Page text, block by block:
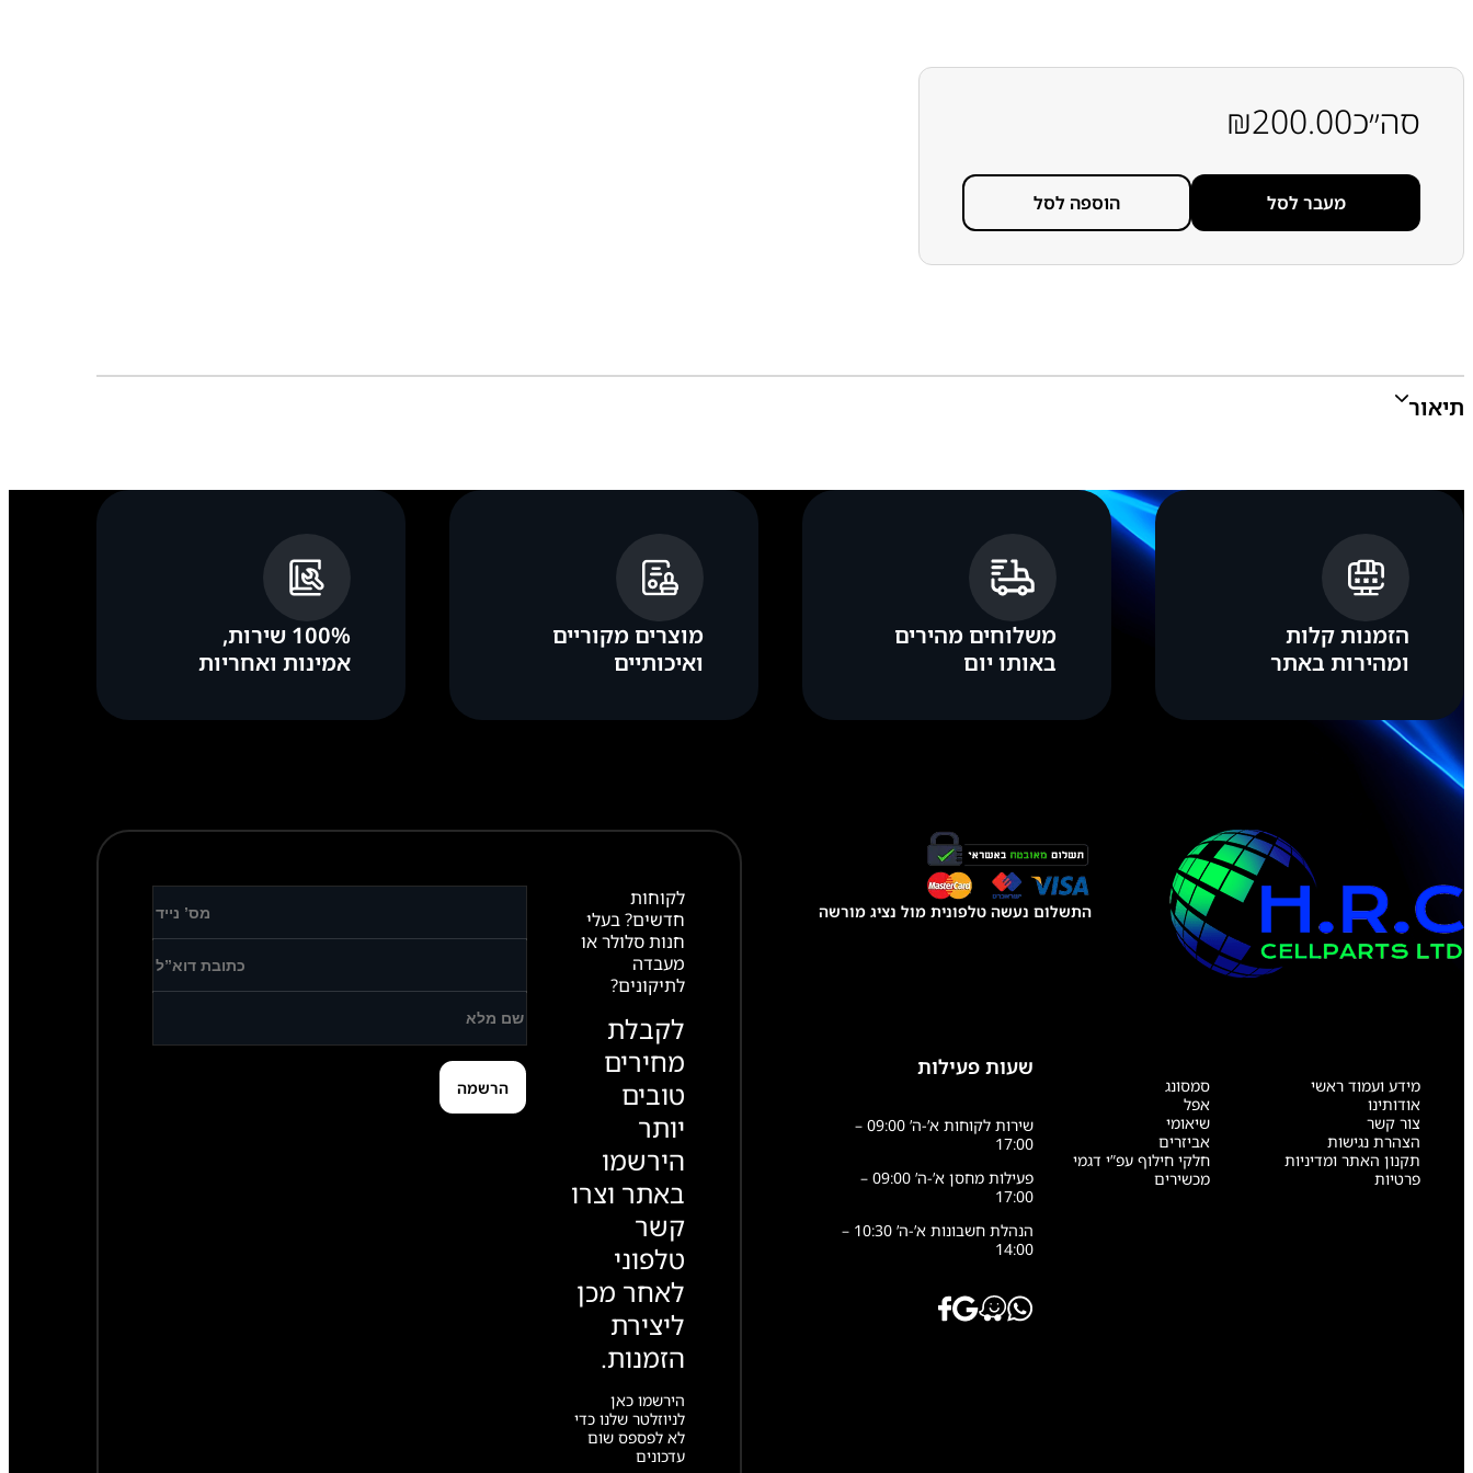
סה״כ ₪200.00
מעבר לסל הוספה לסל
תיאור
הזמנות קלות
ומהירות באתר
משלוחים מהירים
באותו יום
מוצרים מקוריים
ואיכותיים
100% שירות,
אמינות ואחריות
התשלום נעשה טלפונית מול נציג מורשה
לקוחות
חדשים? בעלי
חנות סלולר או
מעבדה
לתיקונים?
לקבלת
מחירים
טובים
יותר
הירשמו
באתר וצרו
קשר
טלפוני
לאחר מכן
ליצירת
הזמנות.
הירשמו כאן
לניוזלטר שלנו כדי
לא לפספס שום
עדכונים
מידע ועמוד ראשי
אודותינו
צור קשר
הצהרת נגישות
תקנון האתר ומדיניות
פרטיות
סמסונג
אפל
שיאומי
אביזרים
חלקי חילוף עפ”י דגמי
מכשירים
שעות פעילות
שירות לקוחות א’-ה’ 09:00 –
17:00
פעילות מחסן א’-ה’ 09:00 –
17:00
הנהלת חשבונות א’-ה’ 10:30 –
14:00